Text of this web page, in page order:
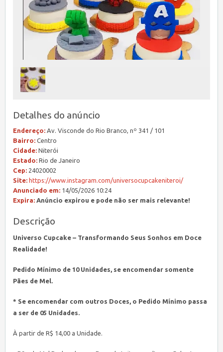
Detalhes do anúncio
Endereço: Av. Visconde do Rio Branco, nº 341 / 101
Bairro: Centro
Cidade: Niterói
Estado: Rio de Janeiro
Cep: 24020002
Site: https://www.instagram.com/universocupcakeniteroi/
Anunciado em: 14/05/2026 10:24
Expira: Anúncio expirou e pode não ser mais relevante!
Descrição
Universo Cupcake – Transformando Seus Sonhos em Doce
Realidade!
Pedido Mínimo de 10 Unidades, se encomendar somente
Pães de Mel.
* Se encomendar com outros Doces, o Pedido Mínimo passa
a ser de 05 Unidades.
À partir de R$ 14,00 a Unidade.